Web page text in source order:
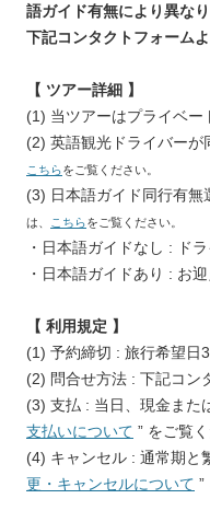
語ガイド有無により異なり
下記コンタクトフォーム
【 ツアー詳細 】
(1) 当ツアーはプライベー
(2) 英語観光ドライバーが
こちらをご覧ください。
(3) 日本語ガイド同行有無
は、
こちらをご覧ください。
・日本語ガイドなし : ド
・日本語ガイドあり : お
【 利用規定 】
(1) 予約締切 : 旅行希望日3
(2) 問合せ方法 : 下記コン
(3) 支払 : 当日、現金また
支払いについて ” をご覧く
(4) キャンセル : 通常期と
更・キャンセルについて ”